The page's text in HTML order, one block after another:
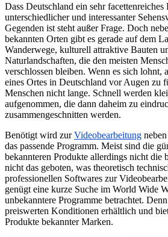
Dass Deutschland ein sehr
unterschiedlicher und interessanter
Gegenden ist steht außer Frage. Doch
bekannten Orten gibt es gerade auf dem
Wanderwege, kulturell attraktive Bauten
Naturlandschaften, die den meisten
verschlossen bleiben. Wenn es sich lohnt,
eines Ortes in Deutschland vor Augen zu
Menschen nicht lange. Schnell werden
aufgenommen, die dann daheim zu
zusammengeschnitten werden.
Benötigt wird zurVideobearbeitung
das passende Programm. Meist sind die
bekannteren Produkte allerdings nicht die
nicht das geboten, was theoretisch
professionellen Softwares zur
genügt eine kurze Suche im World Wide
unbekanntere Programme betrachtet.
preiswerten Konditionen erhältlich und
Produkte bekannter Marken.